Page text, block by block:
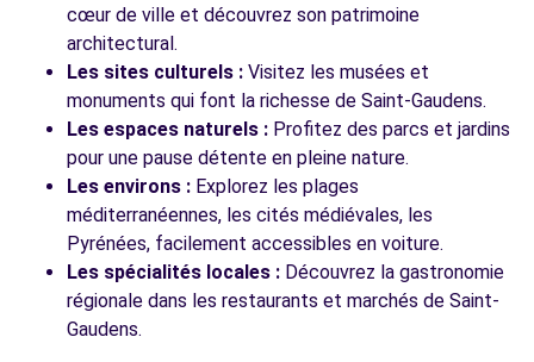
cœur de ville et découvrez son patrimoine
architectural.
Les sites culturels : Visitez les musées et
monuments qui font la richesse de Saint-Gaudens.
Les espaces naturels : Profitez des parcs et jardins
pour une pause détente en pleine nature.
Les environs : Explorez les plages
méditerranéennes, les cités médiévales, les
Pyrénées, facilement accessibles en voiture.
Les spécialités locales : Découvrez la gastronomie
régionale dans les restaurants et marchés de Saint-
Gaudens.